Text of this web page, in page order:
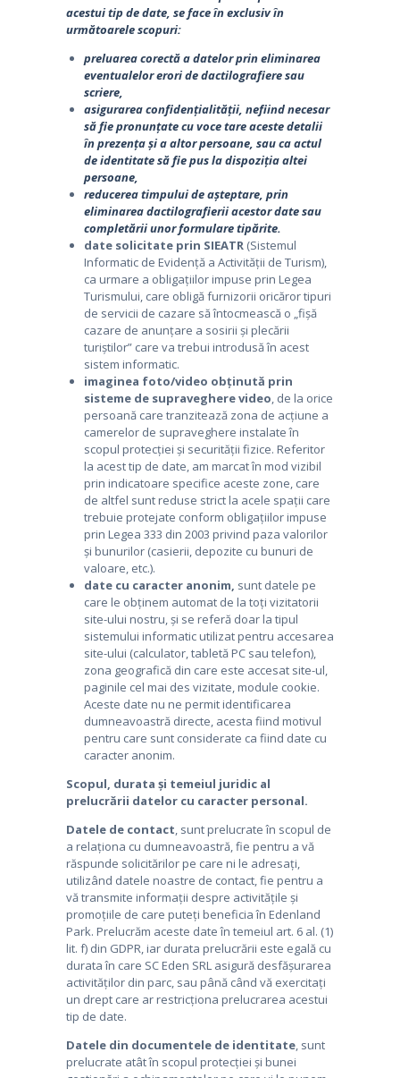
acestui tip de date, se face în exclusiv în
următoarele scopuri:
preluarea corectă a datelor prin eliminarea
eventualelor erori de dactilografiere sau
scriere,
asigurarea confidențialității, nefiind necesar
să fie pronunțate cu voce tare aceste detalii
în prezența și a altor persoane, sau ca actul
de identitate să fie pus la dispoziția altei
persoane,
reducerea timpului de așteptare, prin
eliminarea dactilografierii acestor date sau
completării unor formulare tipărite.
date solicitate prin SIEATR(Sistemul
Informatic de Evidență a Activității de Turism),
ca urmare a obligațiilor impuse prin Legea
Turismului, care obligă furnizorii oricăror tipuri
de servicii de cazare să întocmească o „fișă
cazare de anunțare a sosirii și plecării
turiștilor” care va trebui introdusă în acest
sistem informatic.
imaginea foto/video obținută prin
sisteme de supraveghere video, de la orice
persoană care tranzitează zona de acțiune a
camerelor de supraveghere instalate în
scopul protecției și securității fizice. Referitor
la acest tip de date, am marcat în mod vizibil
prin indicatoare specifice aceste zone, care
de altfel sunt reduse strict la acele spații care
trebuie protejate conform obligațiilor impuse
prin Legea 333 din 2003 privind paza valorilor
și bunurilor (casierii, depozite cu bunuri de
valoare, etc.).
date cu caracter anonim, sunt datele pe
care le obținem automat de la toți vizitatorii
site-ului nostru, și se referă doar la tipul
sistemului informatic utilizat pentru accesarea
site-ului (calculator, tabletă PC sau telefon),
zona geografică din care este accesat site-ul,
paginile cel mai des vizitate, module cookie.
Aceste date nu ne permit identificarea
dumneavoastră directe, acesta fiind motivul
pentru care sunt considerate ca fiind date cu
caracter anonim.
Scopul, durata și temeiul juridic al
prelucrării datelor cu caracter personal.
Datele de contact, sunt prelucrate în scopul de
a relaționa cu dumneavoastră, fie pentru a vă
răspunde solicitărilor pe care ni le adresați,
utilizând datele noastre de contact, fie pentru a
vă transmite informații despre activitățile și
promoțiile de care puteți beneficia în Edenland
Park. Prelucrăm aceste date în temeiul art. 6 al. (1)
lit. f) din GDPR, iar durata prelucrării este egală cu
durata în care SC Eden SRL asigură desfășurarea
activităților din parc, sau până când vă exercitați
un drept care ar restricționa prelucrarea acestui
tip de date.
Datele din documentele de identitate, sunt
prelucrate atât în scopul protecției și bunei